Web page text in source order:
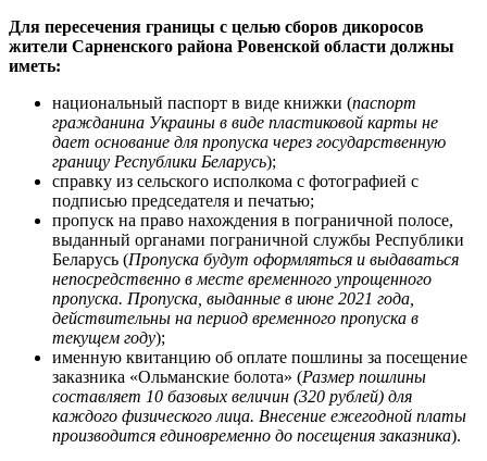
Для пересечения границы с целью сборов дикоросов
жители Сарненского района Ровенской области должны
иметь:
национальный паспорт в виде книжки (паспорт
гражданина Украины в виде пластиковой карты не
дает основание для пропуска через государственную
границу Республики Беларусь);
справку из сельского исполкома с фотографией с
подписью председателя и печатью;
пропуск на право нахождения в пограничной полосе,
выданный органами пограничной службы Республики
Беларусь (Пропуска будут оформляться и выдаваться
непосредственно в месте временного упрощенного
пропуска. Пропуска, выданные в июне 2021 года,
действительны на период временного пропуска в
текущем году);
именную квитанцию об оплате пошлины за посещение
заказника «Ольманские болота» (Размер пошлины
составляет 10 базовых величин (320 рублей) для
каждого физического лица. Внесение ежегодной платы
производится единовременно до посещения заказника).